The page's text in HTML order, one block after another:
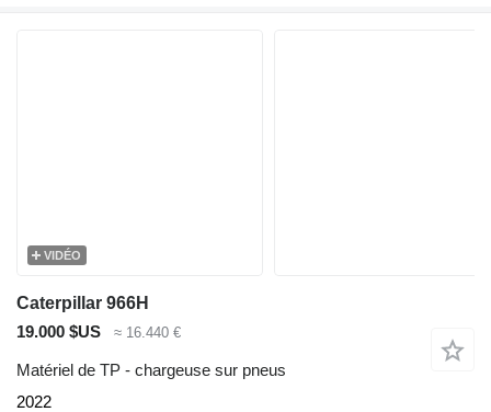
VIDÉO
Caterpillar 966H
19.000 $US
≈ 16.440 €
Matériel de TP - chargeuse sur pneus
2022